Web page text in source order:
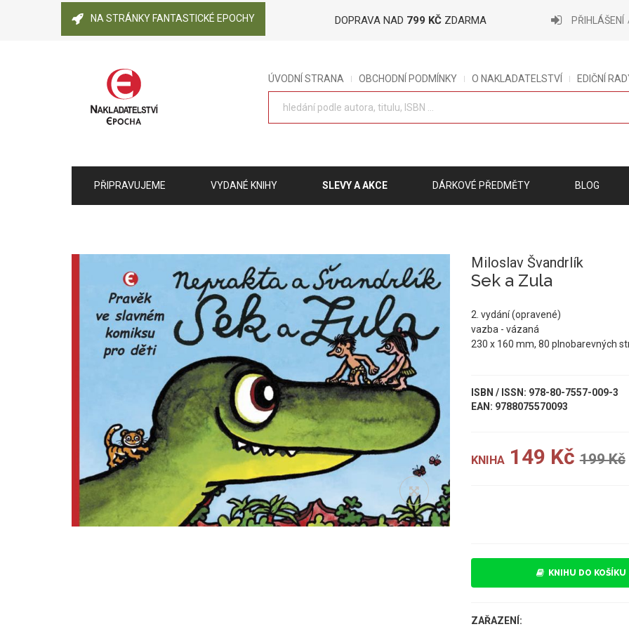
NA STRÁNKY FANTASTICKÉ EPOCHY DOPRAVA NAD 799 KČ ZDARMA PŘIHLÁŠENÍ
ÚVODNÍ STRANA OBCHODNÍ PODMÍNKY O NAKLADATELSTVÍ EDIČNÍ
PŘIPRAVUJEME VYDANÉ KNIHY SLEVY A AKCE DÁRKOVÉ PŘEDMĚTY BLOG
Miloslav Švandrlík
Sek a Zula
2. vydání (opravené)
vazba - vázaná
230 x 160 mm, 80 plnobarevných
ISBN / ISSN: 978-80-7557-009-3
EAN: 9788075570093
KNIHA 149 Kč 199 Kč
KNIHU DO KOŠÍKU
ZAŘAZENÍ: